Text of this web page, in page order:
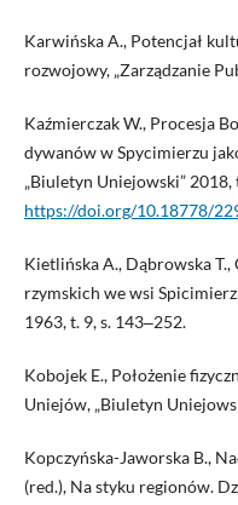
Karwińska A., Potencjał
rozwojowy, „Zarządzanie
Kaźmierczak W., Procesja
dywanów w Spycimierzu
„Biuletyn Uniejowski” 2018,
https://doi.org/10.18778/
Kietlińska A., Dąbrowska
rzymskich we wsi
1963, t. 9, s. 143‒252.
Kobojek E., Położenie
Uniejów, „Biuletyn
Kopczyńska-Jaworska B.,
(red.), Na styku regionów.